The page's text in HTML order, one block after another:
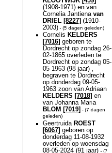
(1908-1971) en van
Cornelia Jantiena van
DRIEL [8227] (1910-
2003)- (5 dagen geleden)
Cornelis KELDERS
[7016] geboren te
Dordrecht op zondag 26-
02-1865 overleden te
Dordrecht op zondag 05-
05-1963 (98 jaar) ,
begraven te Dordrecht
op donderdag 09-05-
1963 zoon van Adriaan
KELDERS [7018] en
van Johanna Maria
BLOM [7019] - (7 dagen
geleden)
Geertruida ROEST
[6067] geboren op
donderdag 11-08-1932
overleden op woensdag
08-05-2024 (91 jaar) - (7